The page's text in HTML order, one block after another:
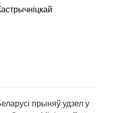
прыняў удзел у